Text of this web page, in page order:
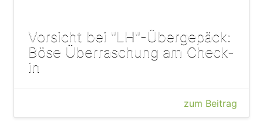
Vorsicht bei "LH"-Übergepäck:
Böse Überraschung am Check-
in
zum Beitrag